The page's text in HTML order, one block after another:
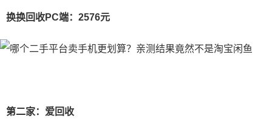
换换回收PC端：2576元
第二家：爱回收